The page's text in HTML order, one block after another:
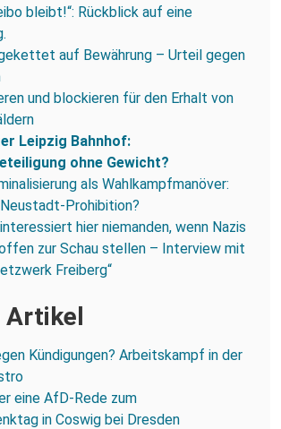
bleibt!“: Rückblick auf eine
auf Bewährung – Urteil gegen
und blockieren für den Erhalt von
Leipzig Bahnhof:
ohne Gewicht?
als Wahlkampfmanöver:
Prohibition?
hier niemanden, wenn Nazis
offen zur Schau stellen – Interview mit
Freiberg“
Artikel
Kündigungen? Arbeitskampf in der
eine AfD-Rede zum
in Coswig bei Dresden